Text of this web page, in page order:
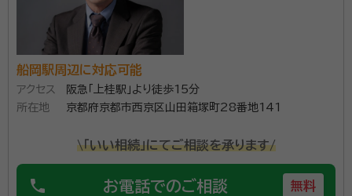
船岡駅周辺に対応可能
アクセス
阪急「上桂駅」より徒歩15分
所在地
京都府京都市西京区山田箱塚町28番地141
\「いい相続」にてご相談を承ります/
phone お電話でのご相談 無料